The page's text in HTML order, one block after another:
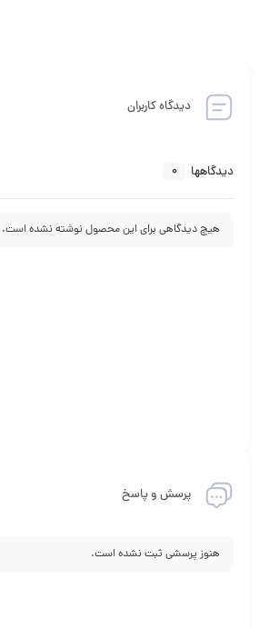
دیدگاه کاربران
دیدگاهها 0
هیچ دیدگاهی برای این محصول نوشته نشده است.
پرسش و پاسخ
هنوز پرسشی ثبت نشده است.